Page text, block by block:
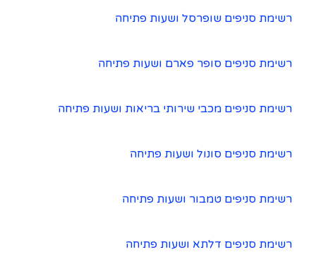
רשימת סניפים שופרסל ושעות פתיחה
רשימת סניפים סופר פארם ושעות פתיחה
רשימת סניפים מכבי שירותי בריאות ושעות פתיחה
רשימת סניפים סונול ושעות פתיחה
רשימת סניפים טמבור ושעות פתיחה
רשימת סניפים דלתא ושעות פתיחה